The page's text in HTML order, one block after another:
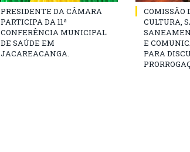
PRESIDENTE DA CÂMARA
PARTICIPA DA 11ª
CONFERÊNCIA MUNICIPAL
DE SAÚDE EM
JACAREACANGA.
COMISSÃO
CULTURA,
E
PARA